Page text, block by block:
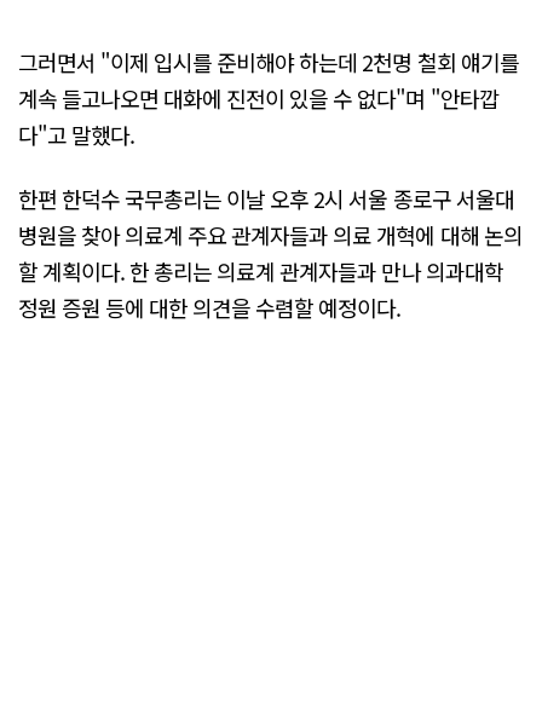
그러면서 "이제 입시를 준비해야 하는데 2천명 철회 얘기를
계속 들고나오면 대화에 진전이 있을 수 없다"며 "안타깝
다"고 말했다.
한편 한덕수 국무총리는 이날 오후 2시 서울 종로구 서울대
병원을 찾아 의료계 주요 관계자들과 의료 개혁에 대해 논의
할 계획이다. 한 총리는 의료계 관계자들과 만나 의과대학
정원 증원 등에 대한 의견을 수렴할 예정이다.